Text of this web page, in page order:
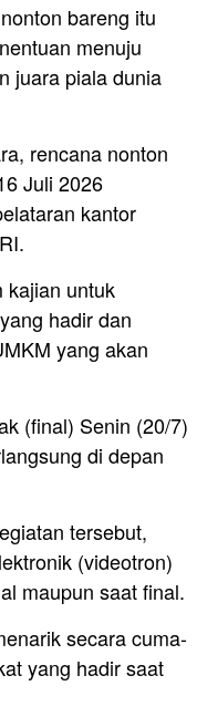
bareng itu
menuju
juara piala dunia
rencana nonton
Juli 2026
kantor
kajian untuk
hadir dan
yang akan
(final) Senin (20/7)
di depan
tersebut,
(videotron)
maupun saat final.
secara cuma-
yang hadir saat